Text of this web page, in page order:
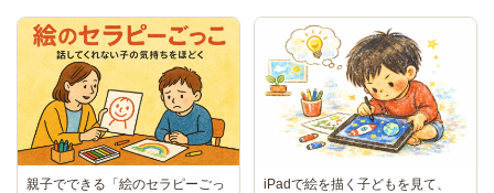
親子でできる「絵のセラピーごっ
iPadで絵を描く子どもを見て、